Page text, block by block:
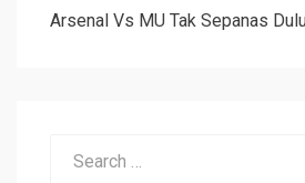
Arsenal Vs MU Tak Sepanas